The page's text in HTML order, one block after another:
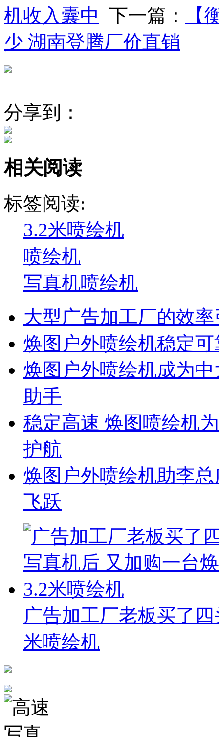
机收入囊中 下一篇：
【
少 湖南登腾厂价直销
分享到：
相关阅读
标签阅读:
3.2米喷绘机
喷绘机
写真机喷绘机
大型广告加工厂的效
焕图户外喷绘机稳定
焕图户外喷绘机成为
助手
稳定高速 焕图喷绘机
护航
焕图户外喷绘机助李
飞跃
广告加工厂老板买了
米喷绘机